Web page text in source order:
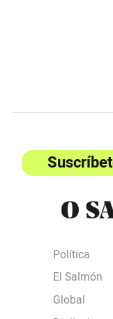
Política
El Salmón
Global